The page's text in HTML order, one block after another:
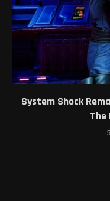
System Shock
The